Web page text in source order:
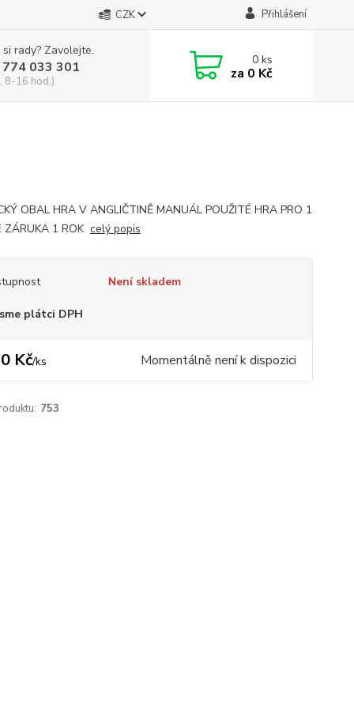
CZK Přihlášení
rady? Zavolejte.
033 301
8-16 hod.)
0ks
za 0 Kč
OBAL HRA V ANGLIČTINĚ MANUÁL POUŽITÉ HRA PRO 1
ZÁRUKA 1 ROK celý popis
Není skladem
plátci DPH
Kč/ks Momentálně není k dispozici
753